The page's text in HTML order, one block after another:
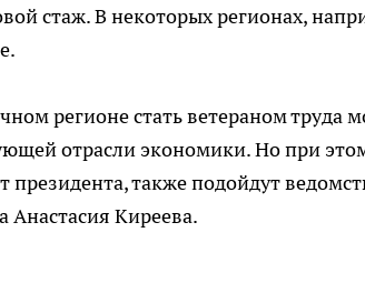
стаж. В некоторых регионах,
регионе стать ветераном труда
отрасли экономики. Но при
президента, также подойдут
Анастасия Киреева.